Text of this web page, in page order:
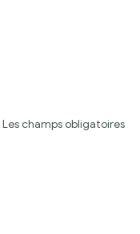
Les champs obligatoires